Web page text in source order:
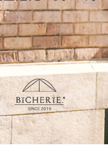
・3段タイプ(親骨50cm)
最もコンパクトになり折りたたま
ず閉じて持てます。